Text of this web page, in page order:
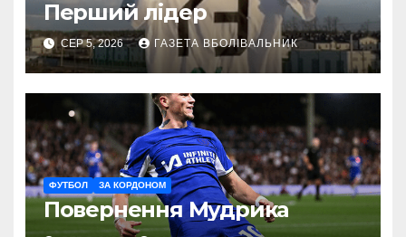
Перший лідер
СЕР 5, 2026 ГАЗЕТА ВБОЛІВАЛЬНИК
ФУТБОЛ ЗА КОРДОНОМ
Повернення Мудрика